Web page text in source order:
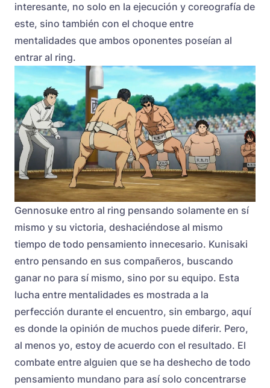
interesante, no solo en la ejecución y coreografía de
este, sino también con el choque entre
mentalidades que ambos oponentes poseían al
entrar al ring.
Gennosuke entro al ring pensando solamente en sí
mismo y su victoria, deshaciéndose al mismo
tiempo de todo pensamiento innecesario. Kunisaki
entro pensando en sus compañeros, buscando
ganar no para sí mismo, sino por su equipo. Esta
lucha entre mentalidades es mostrada a la
perfección durante el encuentro, sin embargo, aquí
es donde la opinión de muchos puede diferir. Pero,
al menos yo, estoy de acuerdo con el resultado. El
combate entre alguien que se ha deshecho de todo
pensamiento mundano para así solo concentrarse